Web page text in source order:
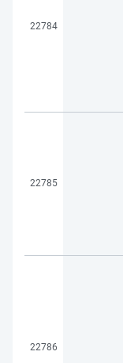
22784
22785
22786